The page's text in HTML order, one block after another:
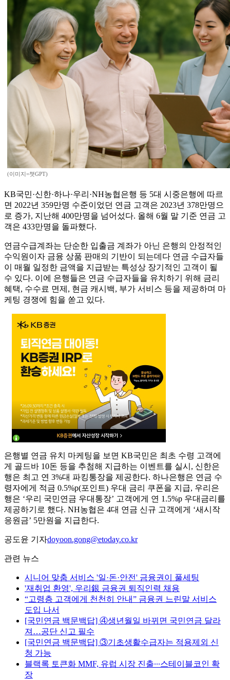
(이미지=챗GPT)
KB국민·신한·하나·우리·NH농협은행 등 5대 시중은행에 따르
면 2022년 359만명 수준이었던 연금 고객은 2023년 378만명으
로 증가, 지난해 400만명을 넘어섰다. 올해 6월 말 기준 연금 고
객은 433만명을 돌파했다.
연금수급계좌는 단순한 입출금 계좌가 아닌 은행의 안정적인
수익원이자 금융 상품 판매의 기반이 되는데다 연금 수급자들
이 매월 일정한 금액을 지급받는 특성상 장기적인 고객이 될
수 있다. 이에 은행들은 연금 수급자들을 유치하기 위해 금리
혜택, 수수료 면제, 현금 캐시백, 부가 서비스 등을 제공하며 마
케팅 경쟁에 힘을 쏟고 있다.
은행별 연금 유치 마케팅을 보면 KB국민은 최초 수령 고객에
게 골드바 10돈 등을 추첨해 지급하는 이벤트를 실시, 신한은
행은 최고 연 3%대 파킹통장을 제공한다. 하나은행은 연금 수
령자에게 적금 0.5%p(포인트) 우대 금리 쿠폰을 지급, 우리은
행은 ‘우리 국민연금 우대통장’ 고객에게 연 1.5%p 우대금리를
제공하기로 했다. NH농협은 4대 연금 신규 고객에게 ‘새시작
응원금’ 5만원을 지급한다.
공도윤 기자doyoon.gong@etoday.co.kr
관련 뉴스
시니어 맞춤 서비스 '일·돈·안전' 금융권이 풀세팅
'재취업 환영', 우리銀 금융권 퇴직인력 채용
“고령층 고객에게 천천히 안내” 금융권 느린말 서비스
도입 나서
[국민연금 백문백답] ④생년월일 바뀌면 국민연금 달라
져…공단 신고 필수
[국민연금 백문백답] ③기초생활수급자는 적용제외 신
청 가능
블랙록 토큰화 MMF, 유럽 시장 진출∙∙∙스테이블코인 확
장